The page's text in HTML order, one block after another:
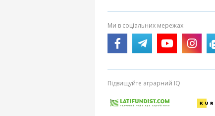
Ми в соціальних мережах
Підвищуйте аграрний IQ